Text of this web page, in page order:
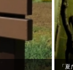
「